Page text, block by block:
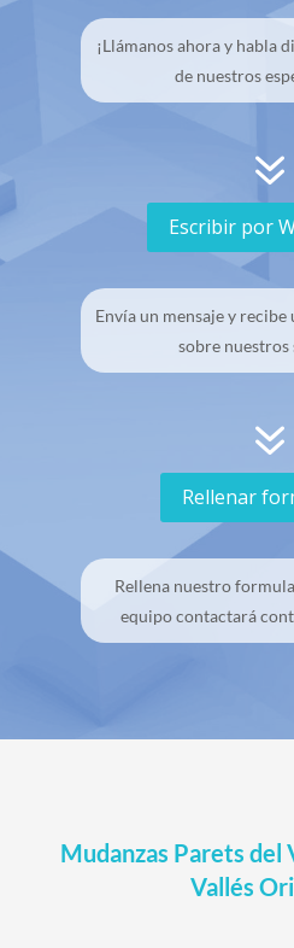
¡Llámanos ahora y habla
de nuestros
7
Escribir por
Envía un mensaje y
sobre nuestros
7
Rellenar
Rellena nuestro
equipo contactará
Mudanzas Parets del
Vallés